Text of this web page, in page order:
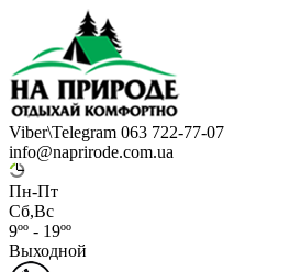
Viber\Telegram 063 722-77-07
info@naprirode.com.ua
Пн-Пт
Сб,Вс
9ºº - 19ºº
Выходной